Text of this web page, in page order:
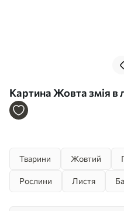
Картина Жовта змія в
Тварини Жовтий
Рослини Листя